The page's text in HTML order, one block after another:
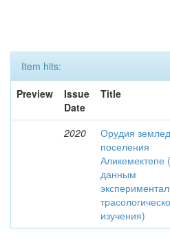
Item hits:
Preview
Issue
Date
Title
2020
Орудия
поселения
Аликемектепе
данным
изучения)